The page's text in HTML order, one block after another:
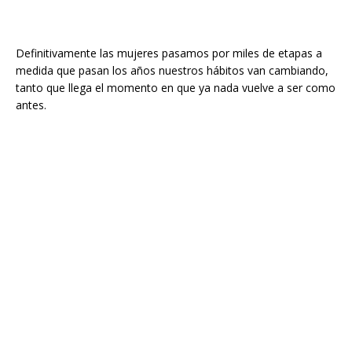
Definitivamente las mujeres pasamos por miles de etapas a
medida que pasan los años nuestros hábitos van cambiando,
tanto que llega el momento en que ya nada vuelve a ser como
antes.